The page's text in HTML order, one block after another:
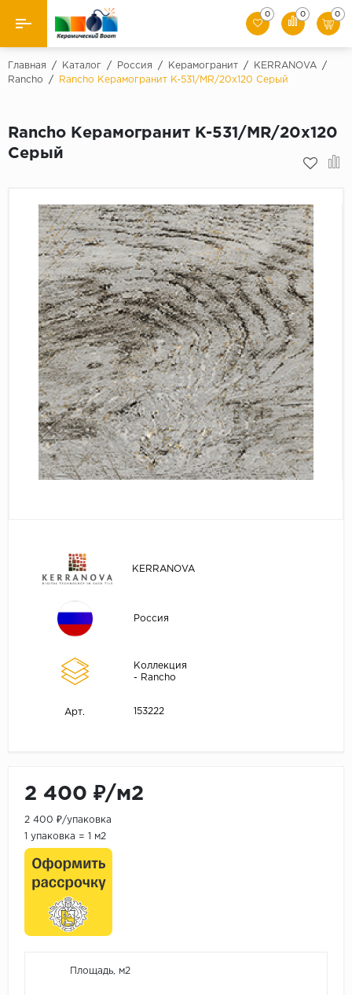
Назад
Керамическая плитка
Мозаики
Искусственный камень
Клинкер
0 0 0
Главная / Каталог / Россия / Керамогранит / KERRANOVA
/
Rancho
/ Rancho Керамогранит K-531/MR/20x120 Серый
Rancho Керамогранит K-531/MR/20x120
Серый
KERRANOVA
Россия
Коллекция
- Rancho
Арт. 153222
2 400 ₽/м2
2 400 ₽/упаковка
1 упаковка = 1 м2
Площадь, м2